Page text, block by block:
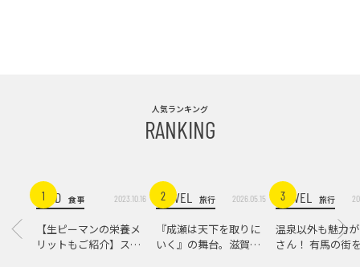
人気ランキング
RANKING
1FOOD 食事 2023.10.16
【生ピーマンの栄養メ
リットもご紹介】スパ
2
TRAVEL 旅行 2026.05.15
『成瀬は天下を取りに
いく』の舞台。滋賀県
3
TRAVEL 旅行
温泉以外も魅力
さん！ 有馬の街